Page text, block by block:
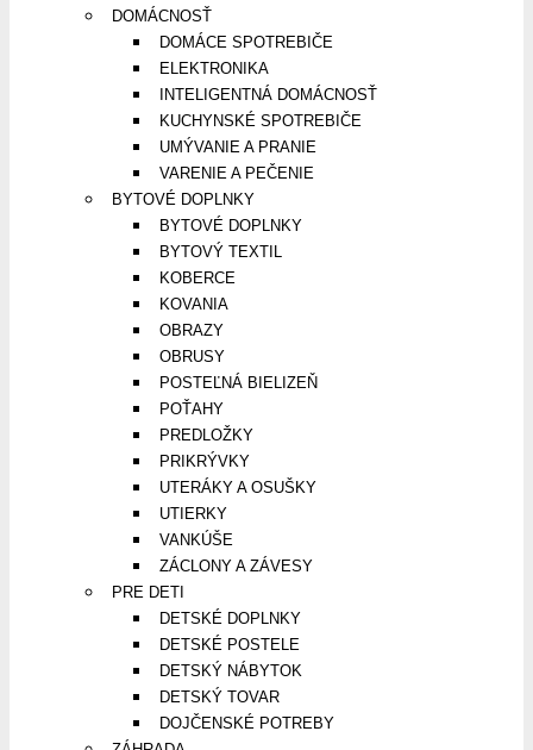
DOMÁCNOSŤ
DOMÁCE SPOTREBIČE
ELEKTRONIKA
INTELIGENTNÁ DOMÁCNOSŤ
KUCHYNSKÉ SPOTREBIČE
UMÝVANIE A PRANIE
VARENIE A PEČENIE
BYTOVÉ DOPLNKY
BYTOVÉ DOPLNKY
BYTOVÝ TEXTIL
KOBERCE
KOVANIA
OBRAZY
OBRUSY
POSTEĽNÁ BIELIZEŇ
POŤAHY
PREDLOŽKY
PRIKRÝVKY
UTERÁKY A OSUŠKY
UTIERKY
VANKÚŠE
ZÁCLONY A ZÁVESY
PRE DETI
DETSKÉ DOPLNKY
DETSKÉ POSTELE
DETSKÝ NÁBYTOK
DETSKÝ TOVAR
DOJČENSKÉ POTREBY